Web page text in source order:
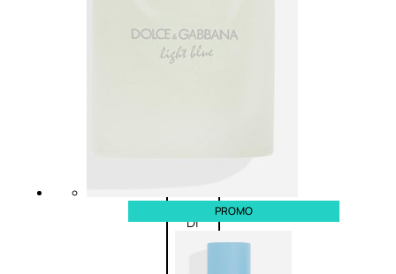
FIORI
DI
Valutato
PROMO